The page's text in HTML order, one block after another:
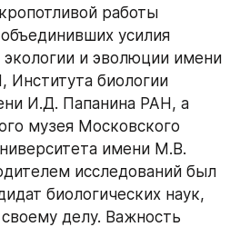
работы
усилия
и эволюции имени
биологии
И.Д. Папанина РАН, а
музея Московского
имени М.В.
исследований был
биологических наук,
делу. Важность